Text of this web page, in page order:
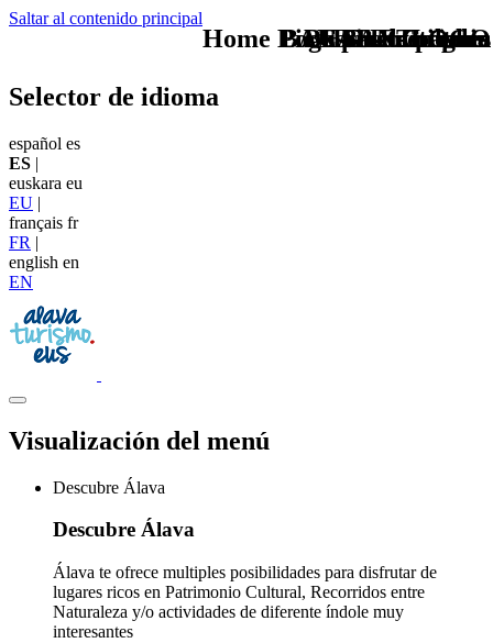
Saltar al contenido principal
TU - LOGO
Selector de idioma
español es
ES |
euskara eu
EU |
français fr
FR |
english en
EN
Visualización del menú
Descubre Álava
Descubre Álava
Álava te ofrece multiples posibilidades para disfrutar de
lugares ricos en Patrimonio Cultural, Recorridos entre
Naturaleza y/o actividades de diferente índole muy
interesantes
CAB Festivales
Buscas otro plan
BAN Cultura
BAN Gastronomia
Home Logo pie de página
Pie Home Turismo